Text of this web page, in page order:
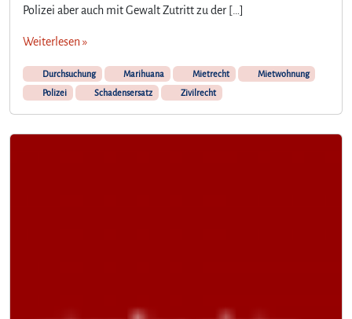
Polizei aber auch mit Gewalt Zutritt zu der […]
Weiterlesen »
Durchsuchung Marihuana Mietrecht
Mietwohnung
Polizei
Schadensersatz Zivilrecht